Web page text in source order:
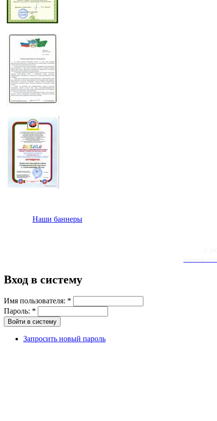
Наши баннеры
Вход в систему
Имя пользователя: *
Пароль: *
Запросить новый пароль